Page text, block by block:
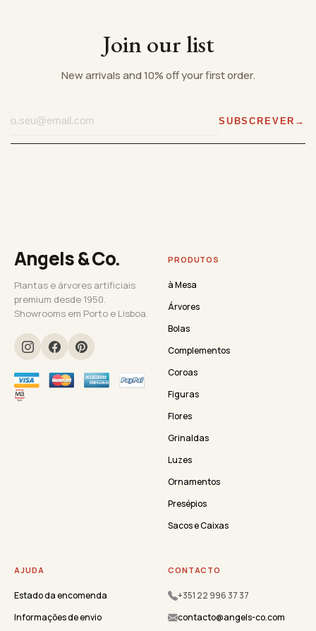
Join our list
New arrivals and 10% off your first order.
SUBSCREVER
Angels & Co.
Plantas e árvores artificiais
premium desde 1950.
Showrooms em Porto e Lisboa.
PRODUTOS
à Mesa
Árvores
Bolas
Complementos
Coroas
Figuras
Flores
Grinaldas
Luzes
Ornamentos
Presépios
Sacos e Caixas
AJUDA
Estado da encomenda
Informações de envio
CONTACTO
+351 22 996 37 37
contacto@angels-co.com